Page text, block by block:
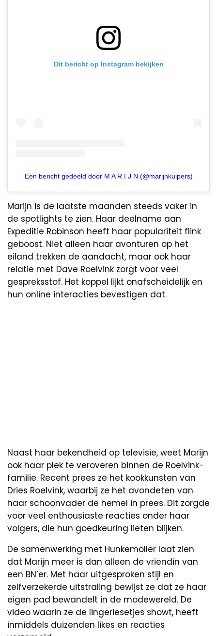
Dit bericht op Instagram bekijken
Een bericht gedeeld door M A R I J N (@marijnkuipers)
Marijn is de laatste maanden steeds vaker in
de spotlights te zien. Haar deelname aan
Expeditie Robinson heeft haar populariteit flink
geboost. Niet alleen haar avonturen op het
eiland trekken de aandacht, maar ook haar
relatie met Dave Roelvink zorgt voor veel
gespreksstof. Het koppel lijkt onafscheidelijk en
hun online interacties bevestigen dat.
Naast haar bekendheid op televisie, weet Marijn
ook haar plek te veroveren binnen de Roelvink-
familie. Recent prees ze het kookkunsten van
Dries Roelvink, waarbij ze het avondeten van
haar schoonvader de hemel in prees. Dit zorgde
voor veel enthousiaste reacties onder haar
volgers, die hun goedkeuring lieten blijken.
De samenwerking met Hunkemöller laat zien
dat Marijn meer is dan alleen de vriendin van
een BN’er. Met haar uitgesproken stijl en
zelfverzekerde uitstraling bewijst ze dat ze haar
eigen pad bewandelt in de modewereld. De
video waarin ze de lingeriesetjes showt, heeft
inmiddels duizenden likes en reacties